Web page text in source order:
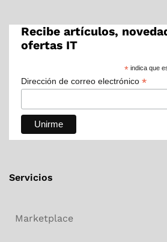
Recibe artículos,
ofertas IT
*indica que
Dirección de correo electrónico *
Servicios
Marketplace